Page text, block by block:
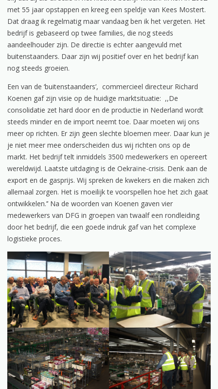
met 55 jaar opstappen en kreeg een speldje van Kees Mostert.
Dat draag ik regelmatig maar vandaag ben ik het vergeten. Het
bedrijf is gebaseerd op twee families, die nog steeds
aandeelhouder zijn. De directie is echter aangevuld met
buitenstaanders. Daar zijn wij positief over en het bedrijf kan
nog steeds groeien.
Een van de ‘buitenstaanders’, commercieel directeur Richard
Koenen gaf zijn visie op de huidige marktsituatie: ,,De
consolidatie zet hard door en de productie in Nederland wordt
steeds minder en de import neemt toe. Daar moeten wij ons
meer op richten. Er zijn geen slechte bloemen meer. Daar kun je
je niet meer mee onderscheiden dus wij richten ons op de
markt. Het bedrijf telt inmiddels 3500 medewerkers en opereert
wereldwijd. Laatste uitdaging is de Oekraïne-crisis. Denk aan de
export en de gasprijs. Wij spreken de kwekers en die maken zich
allemaal zorgen. Het is moeilijk te voorspellen hoe het zich gaat
ontwikkelen.’’ Na de woorden van Koenen gaven vier
medewerkers van DFG in groepen van twaalf een rondleiding
door het bedrijf, die een goede indruk gaf van het complexe
logistieke proces.